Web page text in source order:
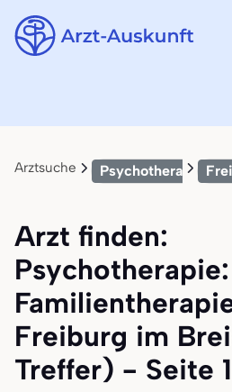
Arztsuche Psychotherapie:
Arzt finden:
Psychotherapie:
Freiburg im
Treffer) - Seite 1